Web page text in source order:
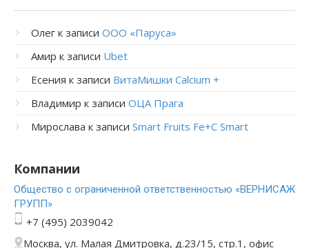
Олег к записи ООО «Паруса»
Амир к записи Ubet
Есения к записи ВитаМишки Calcium +
Владимир к записи ОЦА Прага
Мирослава к записи Smart Fruits Fe+C Smart
Компании
Общество с ограниченной ответственностью «ВЕРНИСАЖ
ГРУПП»
+7 (495) 2039042
Москва, ул. Малая Дмитровка, д.23/15, стр.1, офис